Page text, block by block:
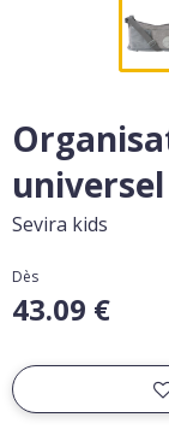
universel
Sevira kids
Dès
43.09 €